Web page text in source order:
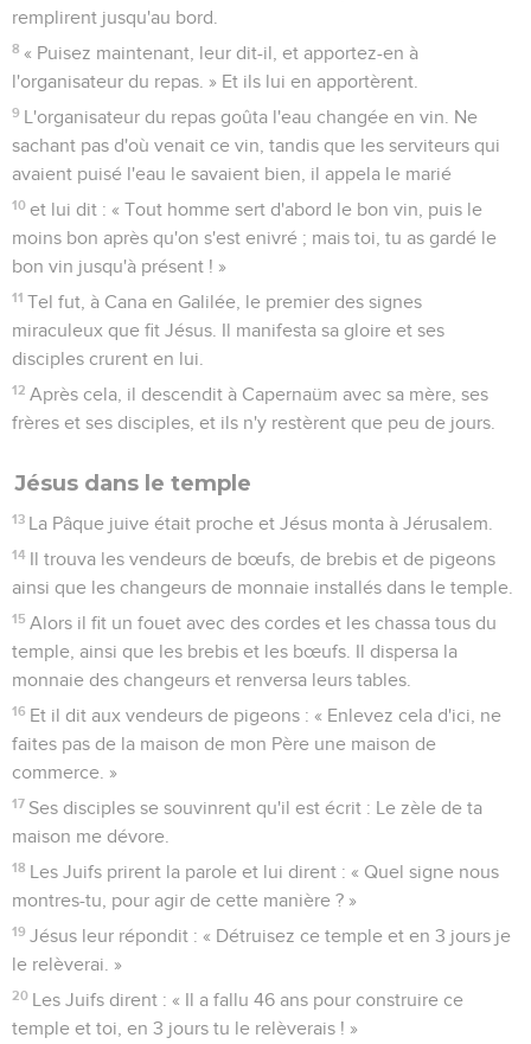
remplirent jusqu'au bord.
8 « Puisez maintenant, leur dit-il, et apportez-en à
l'organisateur du repas. » Et ils lui en apportèrent.
9 L'organisateur du repas goûta l'eau changée en vin. Ne
sachant pas d'où venait ce vin, tandis que les serviteurs qui
avaient puisé l'eau le savaient bien, il appela le marié
10 et lui dit : « Tout homme sert d'abord le bon vin, puis le
moins bon après qu'on s'est enivré ; mais toi, tu as gardé le
bon vin jusqu'à présent ! »
11 Tel fut, à Cana en Galilée, le premier des signes
miraculeux que fit Jésus. Il manifesta sa gloire et ses
disciples crurent en lui.
12 Après cela, il descendit à Capernaüm avec sa mère, ses
frères et ses disciples, et ils n'y restèrent que peu de jours.
Jésus dans le temple
13 La Pâque juive était proche et Jésus monta à Jérusalem.
14 Il trouva les vendeurs de bœufs, de brebis et de pigeons
ainsi que les changeurs de monnaie installés dans le temple.
15 Alors il fit un fouet avec des cordes et les chassa tous du
temple, ainsi que les brebis et les bœufs. Il dispersa la
monnaie des changeurs et renversa leurs tables.
16 Et il dit aux vendeurs de pigeons : « Enlevez cela d'ici, ne
faites pas de la maison de mon Père une maison de
commerce. »
17 Ses disciples se souvinrent qu'il est écrit : Le zèle de ta
maison me dévore.
18 Les Juifs prirent la parole et lui dirent : « Quel signe nous
montres-tu, pour agir de cette manière ? »
19 Jésus leur répondit : « Détruisez ce temple et en 3 jours je
le relèverai. »
20 Les Juifs dirent : « Il a fallu 46 ans pour construire ce
temple et toi, en 3 jours tu le relèverais ! »